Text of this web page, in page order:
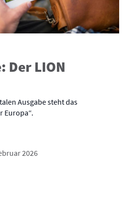
Der LION
Ausgabe steht das
Europa“.
2026